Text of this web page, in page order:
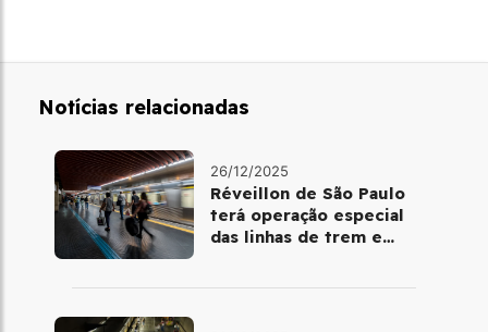
Notícias relacionadas
26/12/2025
Réveillon de São Paulo
terá operação especial
das linhas de trem e